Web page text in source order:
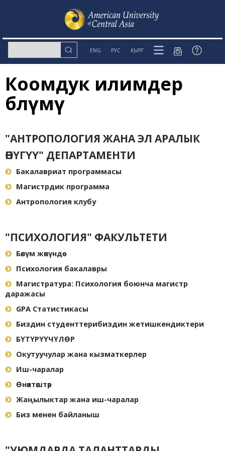
ENG РУС КЫРГ
Коомдук илимдер
бөлүмү
"АНТРОПОЛОГИЯ ЖАНА ЭЛ АРАЛЫК
ӨНҮГҮҮ" ДЕПАРТАМЕНТИ
Бакалавриат программасы
Магистрдик программа
Антропология клубу
"ПСИХОЛОГИЯ" ФАКУЛЬТЕТИ
Бөлүм жөнүндө
Психология бакалавры
Магистратура: Психология боюнча магистр
даражасы
GPA Статистикасы
Биздин студенттерибиздин жетишкендиктери
БҮТҮРҮҮЧҮЛӨР
Окутуучулар жана кызматкерлер
Иш-чаралар
Өнөктөштөр
Жаңылыктар жана иш-чаралар
Биз менен байланыш